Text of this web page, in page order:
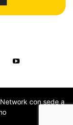
con sede a